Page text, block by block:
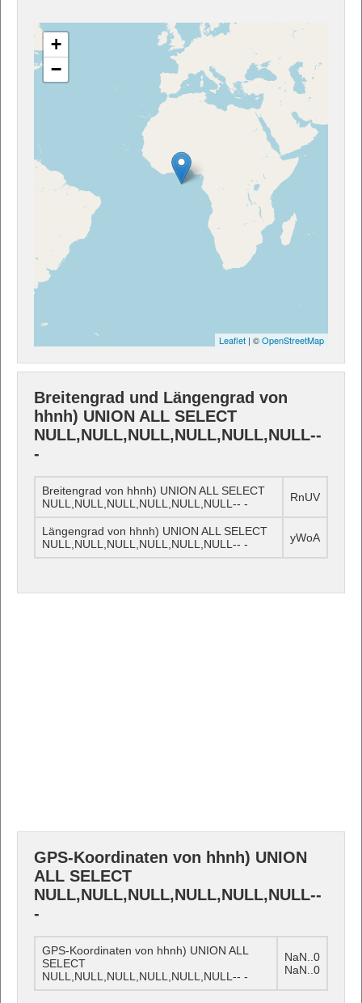
+
−
Leaflet | ©OpenStreetMap
Breitengrad und Längengrad von
hhnh) UNION ALL SELECT
NULL,NULL,NULL,NULL,NULL,NULL--
-
Breitengrad von hhnh) UNION ALL SELECT
NULL,NULL,NULL,NULL,NULL,NULL-- -
RnUV
Längengrad von hhnh) UNION ALL SELECT
NULL,NULL,NULL,NULL,NULL,NULL-- -
yWoA
GPS-Koordinaten von hhnh) UNION
ALL SELECT
NULL,NULL,NULL,NULL,NULL,NULL--
-
GPS-Koordinaten von hhnh) UNION ALL
SELECT
NULL,NULL,NULL,NULL,NULL,NULL-- -
NaN..0
NaN..0